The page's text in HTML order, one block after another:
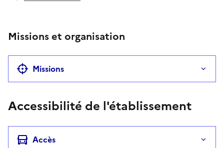
Missions et organisation
Missions
Accessibilité de l'établissement
Accès